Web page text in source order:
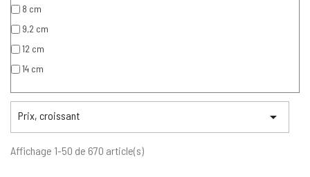
8 cm
9,2 cm
12 cm
14 cm
Prix, croissant 
Affichage 1-50 de 670 article(s)